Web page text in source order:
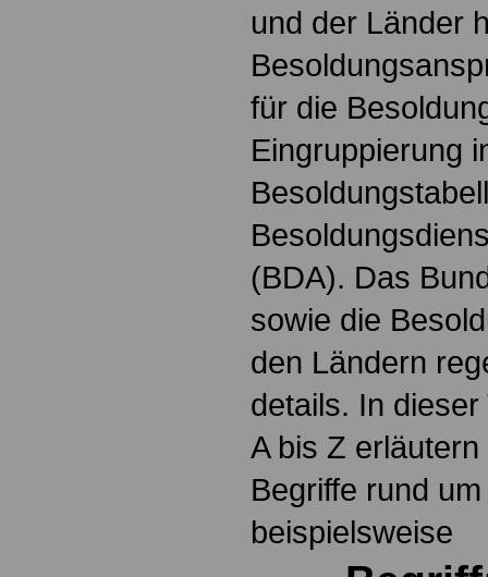
und der Länder
für die
Eingruppierung
(BDA). Das
sowie die
den Ländern
details. In
A bis Z
Begriffe rund
beispielsweise